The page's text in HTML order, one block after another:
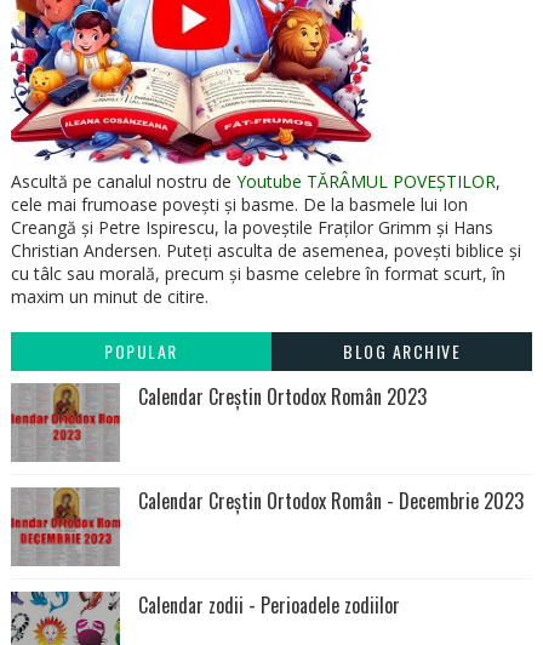
Ascultă pe canalul nostru de Youtube TĂRÂMUL POVEȘTILOR,
cele mai frumoase povești și basme. De la basmele lui Ion
Creangă și Petre Ispirescu, la poveștile Fraților Grimm și Hans
Christian Andersen. Puteți asculta de asemenea, povești biblice și
cu tâlc sau morală, precum și basme celebre în format scurt, în
maxim un minut de citire.
POPULAR BLOG ARCHIVE
Calendar Creștin Ortodox Român 2023
Calendar Creștin Ortodox Român - Decembrie 2023
Calendar zodii - Perioadele zodiilor